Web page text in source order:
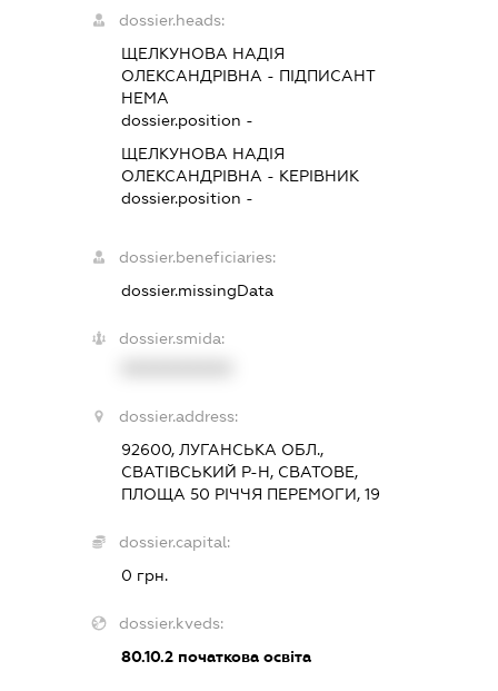
dossier.heads:
ЩЕЛКУНОВА НАДІЯ
ОЛЕКСАНДРІВНА - ПІДПИСАНТ
НЕМА
dossier.position -
ЩЕЛКУНОВА НАДІЯ
ОЛЕКСАНДРІВНА - КЕРІВНИК
dossier.position -
dossier.beneficiaries:
dossier.missingData
dossier.smida:
dossier.address:
92600, ЛУГАНСЬКА ОБЛ.,
СВАТІВСЬКИЙ Р-Н, СВАТОВЕ,
ПЛОЩА 50 РІЧЧЯ ПЕРЕМОГИ, 19
dossier.capital:
0 грн.
dossier.kveds:
80.10.2 початкова освіта